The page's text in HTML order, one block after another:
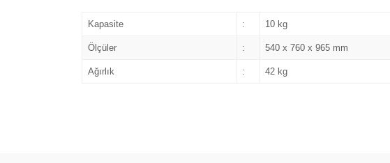
Kapasite : 10 kg
Ölçüler : 540 x 760 x 965 mm
Ağırlık : 42 kg